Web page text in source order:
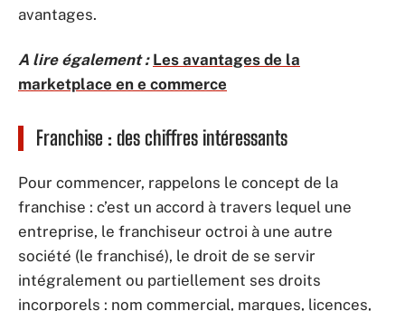
avantages.
A lire également : Les avantages de la
marketplace en e commerce
Franchise : des chiffres intéressants
Pour commencer, rappelons le concept de la
franchise : c’est un accord à travers lequel une
entreprise, le franchiseur octroi à une autre
société (le franchisé), le droit de se servir
intégralement ou partiellement ses droits
incorporels : nom commercial, marques, licences,